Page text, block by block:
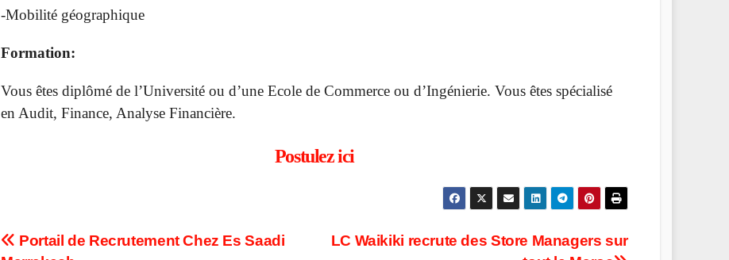
-Mobilité géographique
Formation:
Vous êtes diplômé de l’Université ou d’une Ecole de Commerce ou d’Ingénierie. Vous êtes spécialisé
en Audit, Finance, Analyse Financière.
Postulez ici
Post
LC Waikiki recrute des Store Managers sur
Portail de Recrutement Chez Es Saadi